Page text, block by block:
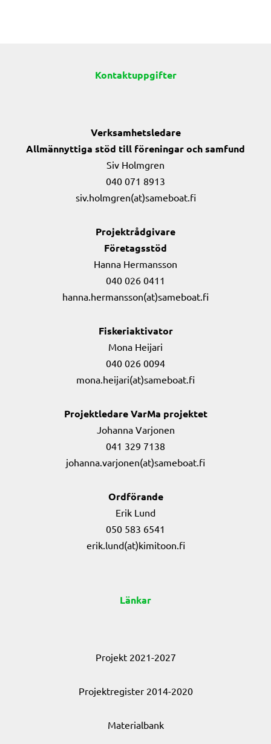
Kontaktuppgifter
Verksamhetsledare
Allmännyttiga stöd till föreningar och samfund
Siv Holmgren
040 071 8913
siv.holmgren(at)sameboat.fi
Projektrådgivare
Företagsstöd
Hanna Hermansson
040 026 0411
hanna.hermansson(at)sameboat.fi
Fiskeriaktivator
Mona Heijari
040 026 0094
mona.heijari(at)sameboat.fi
Projektledare VarMa projektet
Johanna Varjonen
041 329 7138
johanna.varjonen(at)sameboat.fi
Ordförande
Erik Lund
050 583 6541
erik.lund(at)kimitoon.fi
Länkar
Projekt 2021-2027
Projektregister 2014-2020
Materialbank